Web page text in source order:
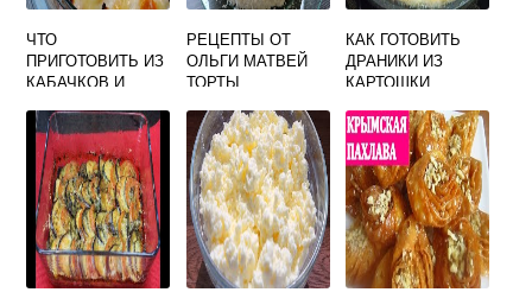
ЧТО
ПРИГОТОВИТЬ ИЗ
КАБАЧКОВ И
ДУХОВКЕ
РЕЦЕПТЫ ОТ
ОЛЬГИ МАТВЕЙ
ТОРТЫ
КАК ГОТОВИТЬ
ДРАНИКИ ИЗ
КАРТОШКИ
ПОШАГОВО